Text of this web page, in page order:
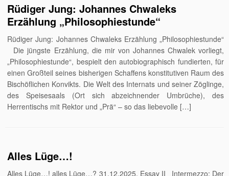
Rüdiger Jung: Johannes Chwaleks
Erzählung „Philosophiestunde“
Rüdiger Jung: Johannes Chwaleks Erzählung „Philosophiestunde“
Die jüngste Erzählung, die mir von Johannes Chwalek vorliegt,
„Philosophiestunde“, bespielt den autobiographisch fundierten, für
einen Großteil seines bisherigen Schaffens konstitutiven Raum des
Bischöflichen Konvikts. Die Welt des Internats und seiner Zöglinge,
des Speisesaals (Ort sich abzeichnender Umbrüche), des
Herrentischs mit Rektor und „Prä“ – so das liebevolle […]
Alles Lüge…!
Alles Lüge…! alles Lüge…? 31.12.2025, Essay II Intermezzo: Der